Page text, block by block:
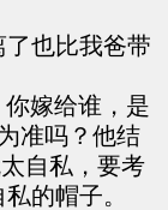
也比我爸带
嫁给谁，是
准吗？他结
自私，要考
的帽子。